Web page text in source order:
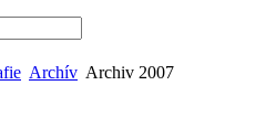
Archív Archiv 2007